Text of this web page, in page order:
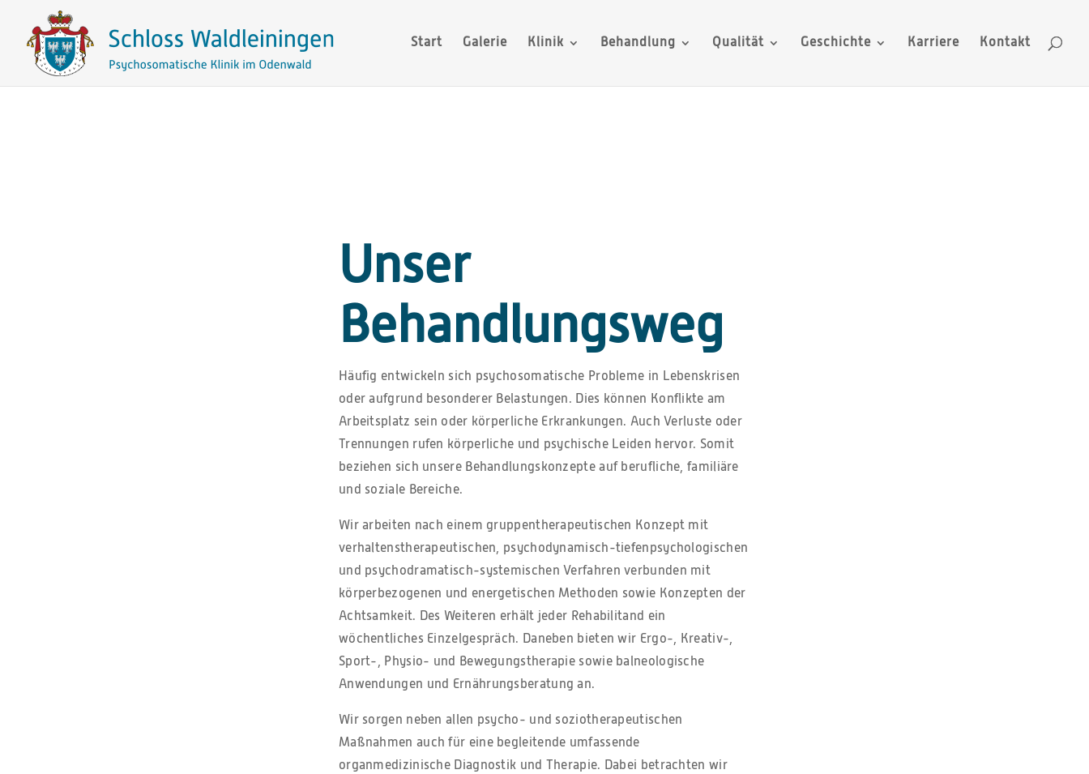
Start Galerie Klinik Behandlung Qualität Geschichte Karriere Kontakt
Unser
Behandlungsweg
Häufig entwickeln sich psychosomatische Probleme in Lebenskrisen
oder aufgrund besonderer Belastungen. Dies können Konflikte am
Arbeitsplatz sein oder körperliche Erkrankungen. Auch Verluste oder
Trennungen rufen körperliche und psychische Leiden hervor. Somit
beziehen sich unsere Behandlungskonzepte auf berufliche, familiäre
und soziale Bereiche.
Wir arbeiten nach einem gruppentherapeutischen Konzept mit
verhaltenstherapeutischen, psychodynamisch-tiefenpsychologischen
und psychodramatisch-systemischen Verfahren verbunden mit
körperbezogenen und energetischen Methoden sowie Konzepten der
Achtsamkeit. Des Weiteren erhält jeder Rehabilitand ein
wöchentliches Einzelgespräch. Daneben bieten wir Ergo-, Kreativ-,
Sport-, Physio- und Bewegungstherapie sowie balneologische
Anwendungen und Ernährungsberatung an.
Wir sorgen neben allen psycho- und soziotherapeutischen
Maßnahmen auch für eine begleitende umfassende
organmedizinische Diagnostik und Therapie. Dabei betrachten wir